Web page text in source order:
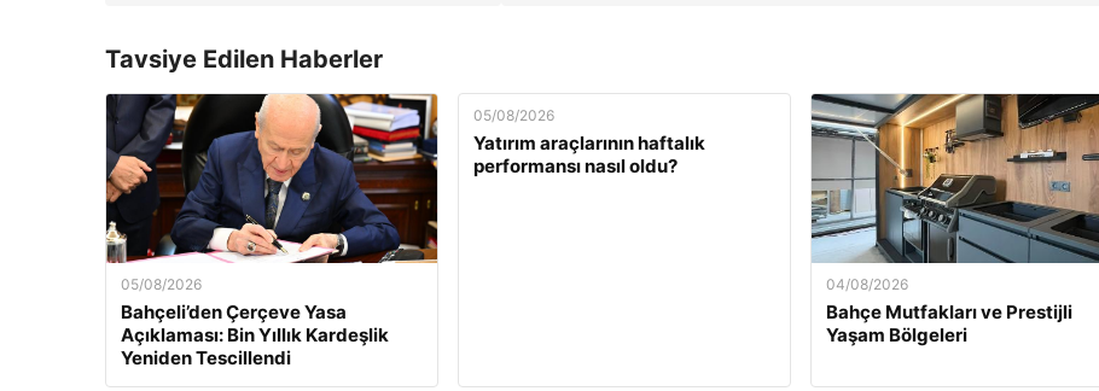
Tavsiye Edilen Haberler
05/08/2026
Bahçeli’den Çerçeve Yasa
Açıklaması: Bin Yıllık Kardeşlik
Yeniden Tescillendi
05/08/2026
Yatırım araçlarının haftalık
performansı nasıl oldu?
04/08/2026
Bahçe Mutfakları ve Prestijli
Yaşam Bölgeleri